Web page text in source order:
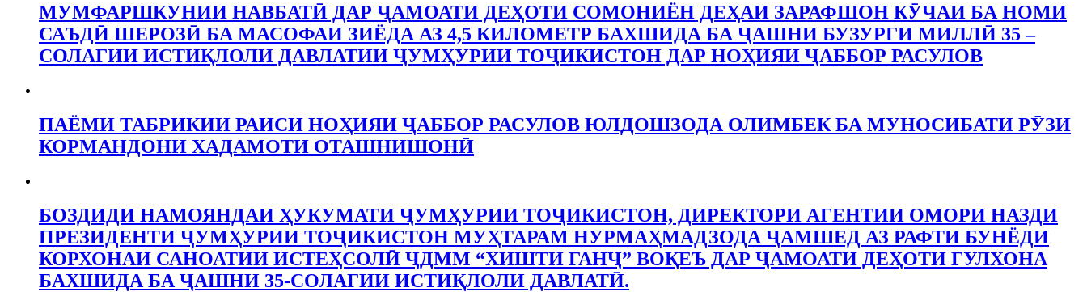
МУМФАРШКУНИИ НАВБАТӢ ДАР ҶАМОАТИ ДЕҲОТИ СОМОНИЁН ДЕҲАИ ЗАРАФШОН КӮЧАИ БА НОМИ
САЪДӢ ШЕРОЗӢ БА МАСОФАИ ЗИЁДА АЗ 4,5 КИЛОМЕТР БАХШИДА БА ҶАШНИ БУЗУРГИ МИЛЛӢ 35 –
СОЛАГИИ ИСТИҚЛОЛИ ДАВЛАТИИ ҶУМҲУРИИ ТОҶИКИСТОН ДАР НОҲИЯИ ҶАББОР РАСУЛОВ
ПАЁМИ ТАБРИКИИ РАИСИ НОҲИЯИ ҶАББОР РАСУЛОВ ЮЛДОШЗОДА ОЛИМБЕК БА МУНОСИБАТИ РӮЗИ
КОРМАНДОНИ ХАДАМОТИ ОТАШНИШОНӢ
БОЗДИДИ НАМОЯНДАИ ҲУКУМАТИ ҶУМҲУРИИ ТОҶИКИСТОН, ДИРЕКТОРИ АГЕНТИИ ОМОРИ НАЗДИ
ПРЕЗИДЕНТИ ҶУМҲУРИИ ТОҶИКИСТОН МУҲТАРАМ НУРМАҲМАДЗОДА ҶАМШЕД АЗ РАФТИ БУНЁДИ
КОРХОНАИ САНОАТИИ ИСТЕҲСОЛӢ ҶДММ “ХИШТИ ГАНҶ” ВОҚЕЪ ДАР ҶАМОАТИ ДЕҲОТИ ГУЛХОНА
БАХШИДА БА ҶАШНИ 35-СОЛАГИИ ИСТИҚЛОЛИ ДАВЛАТӢ.